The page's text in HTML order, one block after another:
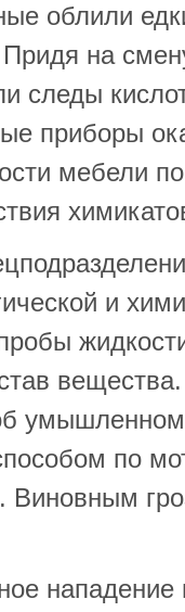
облили
на
следы
приборы
мебели
и
по
Виновным